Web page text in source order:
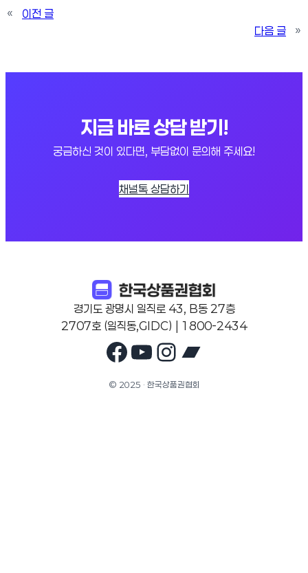
«
이전 글
다음 글
»
지금 바로 상담 받기!
궁금하신 것이 있다면, 부담없이 문의해 주세요!
채널톡 상담하기
경기도 광명시 일직로 43, B동 27층
2707호 (일직동,GIDC) | 1800-2434
Facebook
YouTube
Instagram
© 2025 · 한국상품권협회